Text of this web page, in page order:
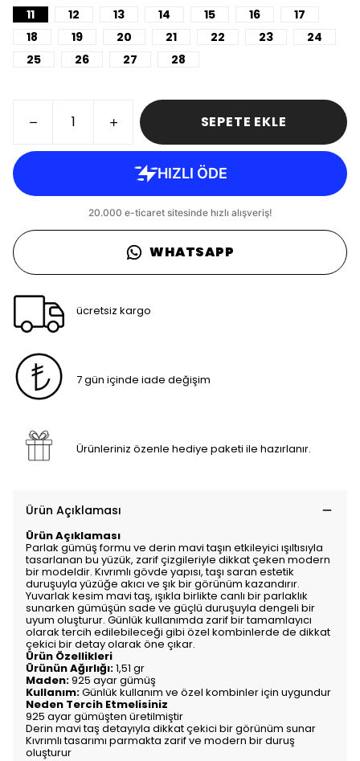
11
12 13 14 15 16
17
18
19 20 21 22 23
24
25
26 27 28
SEPETE EKLE
WHATSAPP
ücretsiz kargo
7 gün içinde iade değişim
Ürünleriniz özenle hediye paketi ile hazırlanır.
Ürün Açıklaması
Ürün Açıklaması
Parlak gümüş formu ve derin mavi taşın etkileyici ışıltısıyla
tasarlanan bu yüzük, zarif çizgileriyle dikkat çeken modern
bir modeldir. Kıvrımlı gövde yapısı, taşı saran estetik
duruşuyla yüzüğe akıcı ve şık bir görünüm kazandırır.
Yuvarlak kesim mavi taş, ışıkla birlikte canlı bir parlaklık
sunarken gümüşün sade ve güçlü duruşuyla dengeli bir
uyum oluşturur. Günlük kullanımda zarif bir tamamlayıcı
olarak tercih edilebileceği gibi özel kombinlerde de dikkat
çekici bir detay olarak öne çıkar.
Ürün Özellikleri
Ürünün Ağırlığı:1,51 gr
Maden:925 ayar gümüş
Kullanım:Günlük kullanım ve özel kombinler için uygundur
Neden Tercih Etmelisiniz
925 ayar gümüşten üretilmiştir
Derin mavi taş detayıyla dikkat çekici bir görünüm sunar
Kıvrımlı tasarımı parmakta zarif ve modern bir duruş
oluşturur